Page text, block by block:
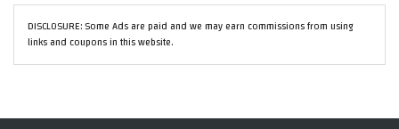
DISCLOSURE: Some Ads are paid and we may earn commissions from using
links and coupons in this website.